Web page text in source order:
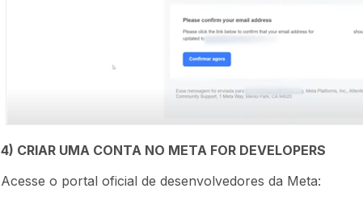
4) CRIAR UMA CONTA NO META FOR DEVELOPERS
Acesse o portal oficial de desenvolvedores da Meta: